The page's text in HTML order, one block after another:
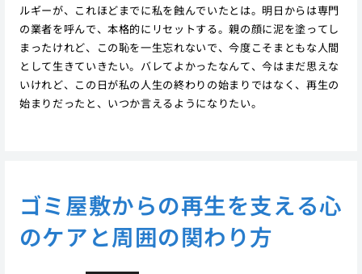
ルギーが、これほどまでに私を蝕んでいたとは。明日からは専門
の業者を呼んで、本格的にリセットする。親の顔に泥を塗ってし
まったけれど、この恥を一生忘れないで、今度こそまともな人間
として生きていきたい。バレてよかったなんて、今はまだ思えな
いけれど、この日が私の人生の終わりの始まりではなく、再生の
始まりだったと、いつか言えるようになりたい。
ゴミ屋敷からの再生を支える心
のケアと周囲の関わり方